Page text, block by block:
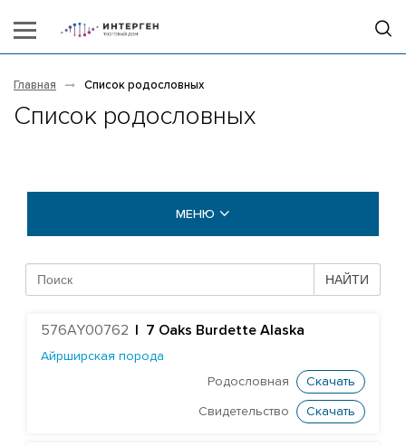
Главная Список родословных
Список родословных
МЕНЮ
Айрширская порода
Британская голубая порода
НАЙТИ
576AY00762 7 Oaks Burdette Alaska
Айрширская порода
Родословная
Скачать
Свидетельство Скачать